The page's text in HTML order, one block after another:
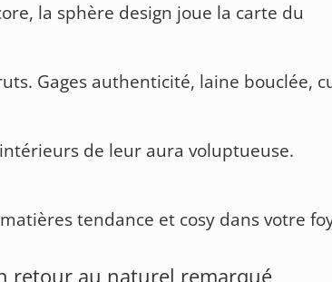
la sphère design joue la carte du
Gages authenticité, laine bouclée,
de leur aura voluptueuse.
tendance et cosy dans votre